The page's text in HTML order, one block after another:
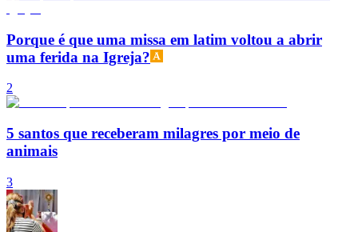
Porque é que uma missa em latim voltou a abrir
uma ferida na Igreja?
2
5 santos que receberam milagres por meio de
animais
3